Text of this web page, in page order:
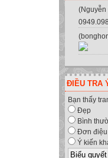
(Nguyễn
ĐIỀU TRA
Bạn thấy
Đẹp
Bình
Đơn điệu
Ý kiến